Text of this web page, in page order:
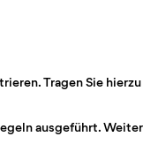
Tragen Sie
ausgeführt.